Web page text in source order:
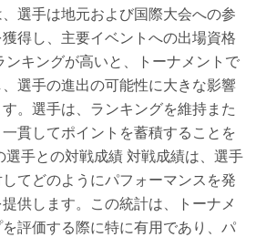
選手は地元および国際大会への参
得し、主要イベントへの出場資格
ンキングが高いと、トーナメントで
選手の進出の可能性に大きな影響
。選手は、ランキングを維持また
貫してポイントを蓄積することを
選手との対戦成績 対戦成績は、選手
てどのようにパフォーマンスを発
供します。この統計は、トーナメ
評価する際に特に有用であり、パ